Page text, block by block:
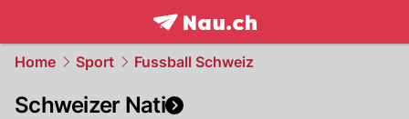
frontpage.NAU.ch
Home Sport Fussball Schweiz
Schweizer Nati